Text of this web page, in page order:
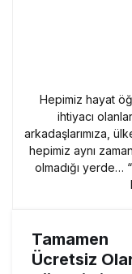
Hepimiz hayat
ihtiyacı
arkadaşlarımıza,
hepimiz aynı
olmadığı yerde…
Tamamen
Ücretsiz